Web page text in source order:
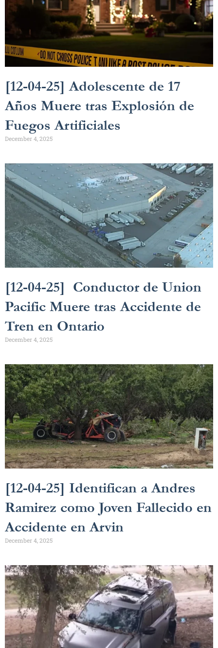
[12-04-25] Adolescente de 17
Años Muere tras Explosión de
Fuegos Artificiales
December 4, 2025
[12-04-25] Conductor de Union
Pacific Muere tras Accidente de
Tren en Ontario
December 4, 2025
[12-04-25] Identifican a Andres
Ramirez como Joven Fallecido en
Accidente en Arvin
December 4, 2025